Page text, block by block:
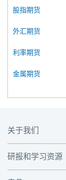
股指期货
外汇期货
利率期货
金属期货
关于我们
研报和学习资源